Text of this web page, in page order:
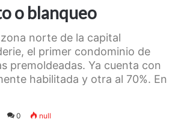
o blanqueo
norte de la capital
el primer condominio de
premoldeadas. Ya cuenta con
habilitada y otra al 70%. En
0 null